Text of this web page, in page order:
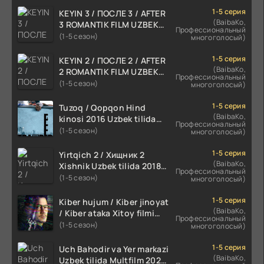
KEYIN 3 / ПОСЛЕ 3 / AFTER
3 ROMANTIK FILM UZBEK
TILIDA 2021 TARJIMA FILM
(1-5 сезон)
1-5 серия
(BaibaKo,
Профессиональный
многоголосый)
KEYIN 2 / ПОСЛЕ 2 / AFTER
2 ROMANTIK FILM UZBEK
TILIDA 2020 TARJIMA FILM
(1-5 сезон)
1-5 серия
(BaibaKo,
Профессиональный
многоголосый)
Tuzoq / Qopqon Hind
kinosi 2016 Uzbek tilida
tarjima film HD
(1-5 сезон)
1-5 серия
(BaibaKo,
Профессиональный
многоголосый)
Yirtqich 2 / Хищник 2
Xishnik Uzbek tilida 2018-
2024 O'zbekcha tarjima
(1-5 сезон)
1-5 серия
(BaibaKo,
Профессиональный
многоголосый)
Kiber hujum / Kiber jinoyat
/ Kiber ataka Xitoy filmi
Uzbek tilida O'zbekcha
HD skachat
(1-5 сезон)
1-5 серия
(BaibaKo,
Профессиональный
многоголосый)
Uch Bahodir va Yer markazi
Uzbek tilida Multfilm 2025
1-5 серия
(BaibaKo,